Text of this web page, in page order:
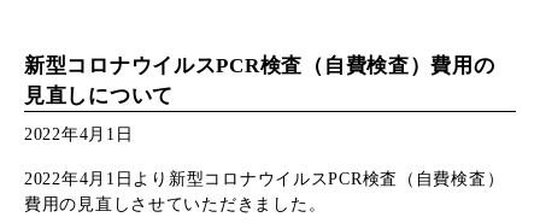
新型コロナウイルスPCR検査（自費検査）費用の
見直しについて
2022年4月1日
2022年4月1日より新型コロナウイルスPCR検査（自費検査）
費用の見直しさせていただきました。